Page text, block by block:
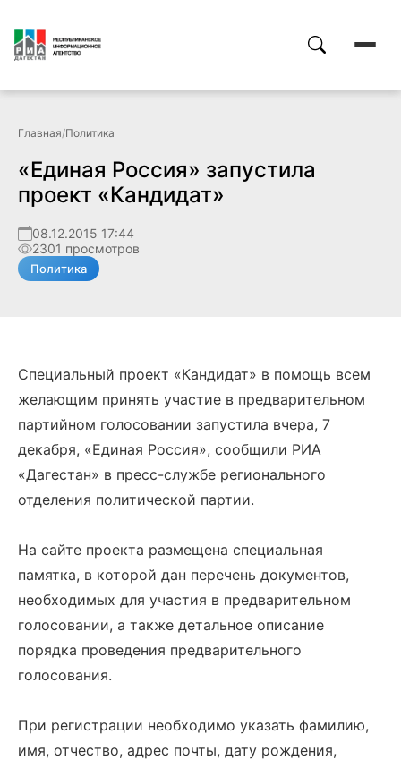
Главная/Политика
«Единая Россия» запустила
проект «Кандидат»
08.12.2015 17:44
2301 просмотров
Политика
Специальный проект «Кандидат» в помощь всем
желающим принять участие в предварительном
партийном голосовании запустила вчера, 7
декабря, «Единая Россия», сообщили РИА
«Дагестан» в пресс-службе регионального
отделения политической партии.
На сайте проекта размещена специальная
памятка, в которой дан перечень документов,
необходимых для участия в предварительном
голосовании, а также детальное описание
порядка проведения предварительного
голосования.
При регистрации необходимо указать фамилию,
имя, отчество, адрес почты, дату рождения,